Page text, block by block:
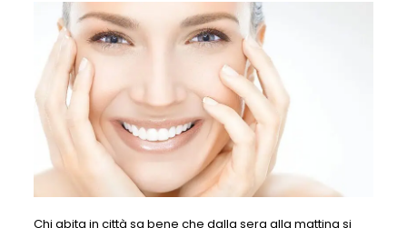
Chi abita in città sa bene che dalla sera alla mattina si